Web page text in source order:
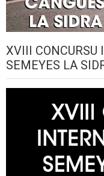
XVIII CONCURSU
SEMEYES LA